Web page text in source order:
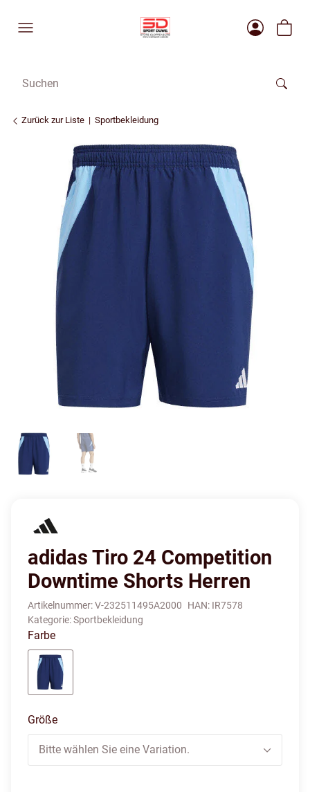
Zurück zur Liste Sportbekleidung
adidas Tiro 24 Competition
Downtime Shorts Herren
Artikelnummer:V-232511495A2000 HAN: IR7578
Kategorie:Sportbekleidung
Farbe
Größe
Bitte wählen Sie eine Variation.